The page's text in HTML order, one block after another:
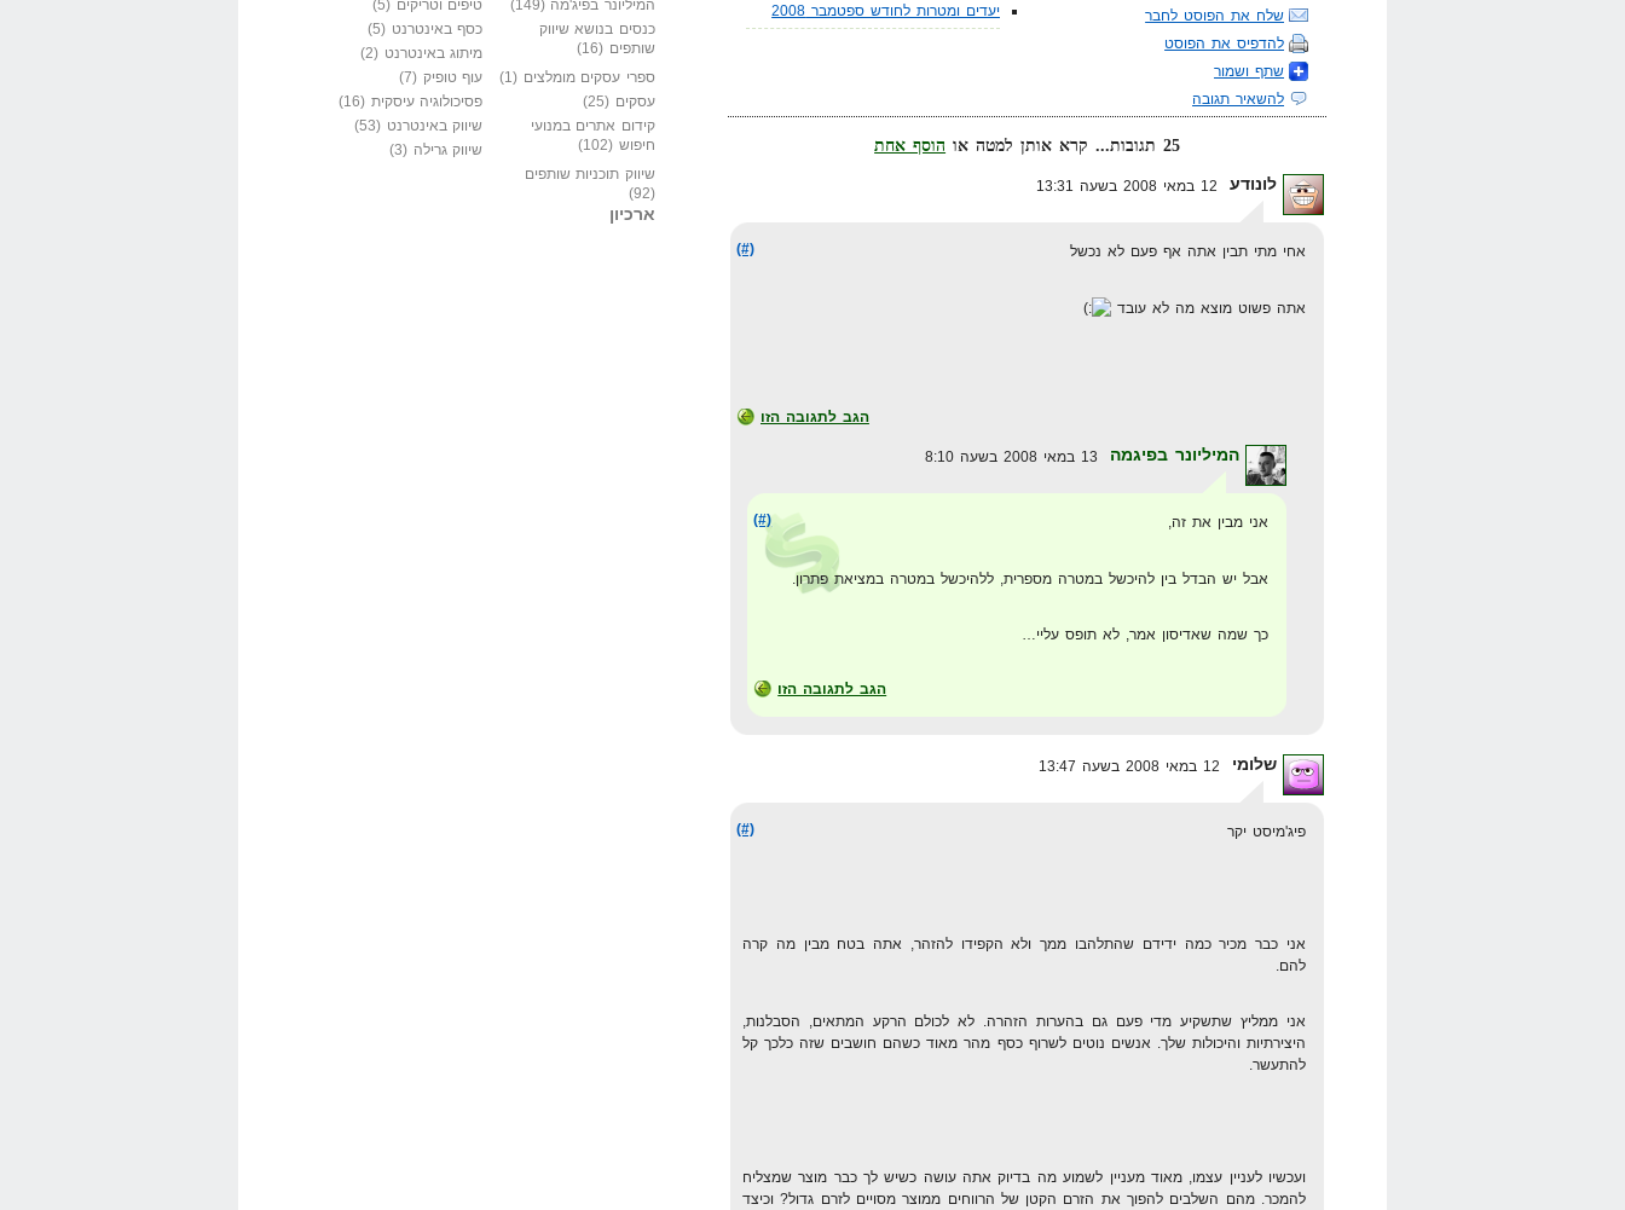
יעדים ומטרות לחודש ספטמבר 2008
שלח את הפוסט לחבר
להדפיס את הפוסט
שתף ושמור
להשאיר תגובה
25 תגובות... קרא אותן למטה או
הוסף אחת
לונודע
(#) אחי מתי תבין אתה אף פעם לא נכשל
אתה פשוט מוצא מה לא עובד
הגב לתגובה הזו
המיליונר בפיגמה
(#) אני מבין את זה,
אבל יש הבדל בין להיכשל במטרה מספרית, ללהיכשל במטרה במציאת פתרון.
כך שמה שאדיסון אמר, לא תופס עליי…
הגב לתגובה הזו
שלומי
(#) פיג'מיסט יקר
אני כבר מכיר כמה ידידם שהתלהבו ממך ולא הקפידו להזהר, אתה בטח מבין מה קרה
להם.
אני ממליץ שתשקיע מדי פעם גם בהערות הזהרה. לא לכולם הרקע המתאים, הסבלנות,
היצירתיות והיכולות שלך. אנשים נוטים לשרוף כסף מהר מאוד כשהם חושבים שזה כלכך קל
להתעשר.
ועכשיו לעניין עצמו, מאוד מעניין לשמוע מה בדיוק אתה עושה כשיש לך כבר מוצר שמצליח
להמכר. מהם השלבים להפוך את הזרם הקטן של הרווחים ממוצר מסויים לזרם גדול? וכיצד
המיליונר בפיג'מה (149) טיפים וטריקים (5)
כנסים בנושא שיווק
שותפים (16)
כסף באינטרנט (5)
מיתוג באינטרנט (2)
ספרי עסקים מומלצים (1) עוף טופיק (7)
עסקים (25) פסיכולוגיה עיסקית (16)
קידום אתרים במנועי
חיפוש (102)
שיווק באינטרנט (53)
שיווק גרילה (3)
שיווק תוכניות שותפים
(92)
ארכיון